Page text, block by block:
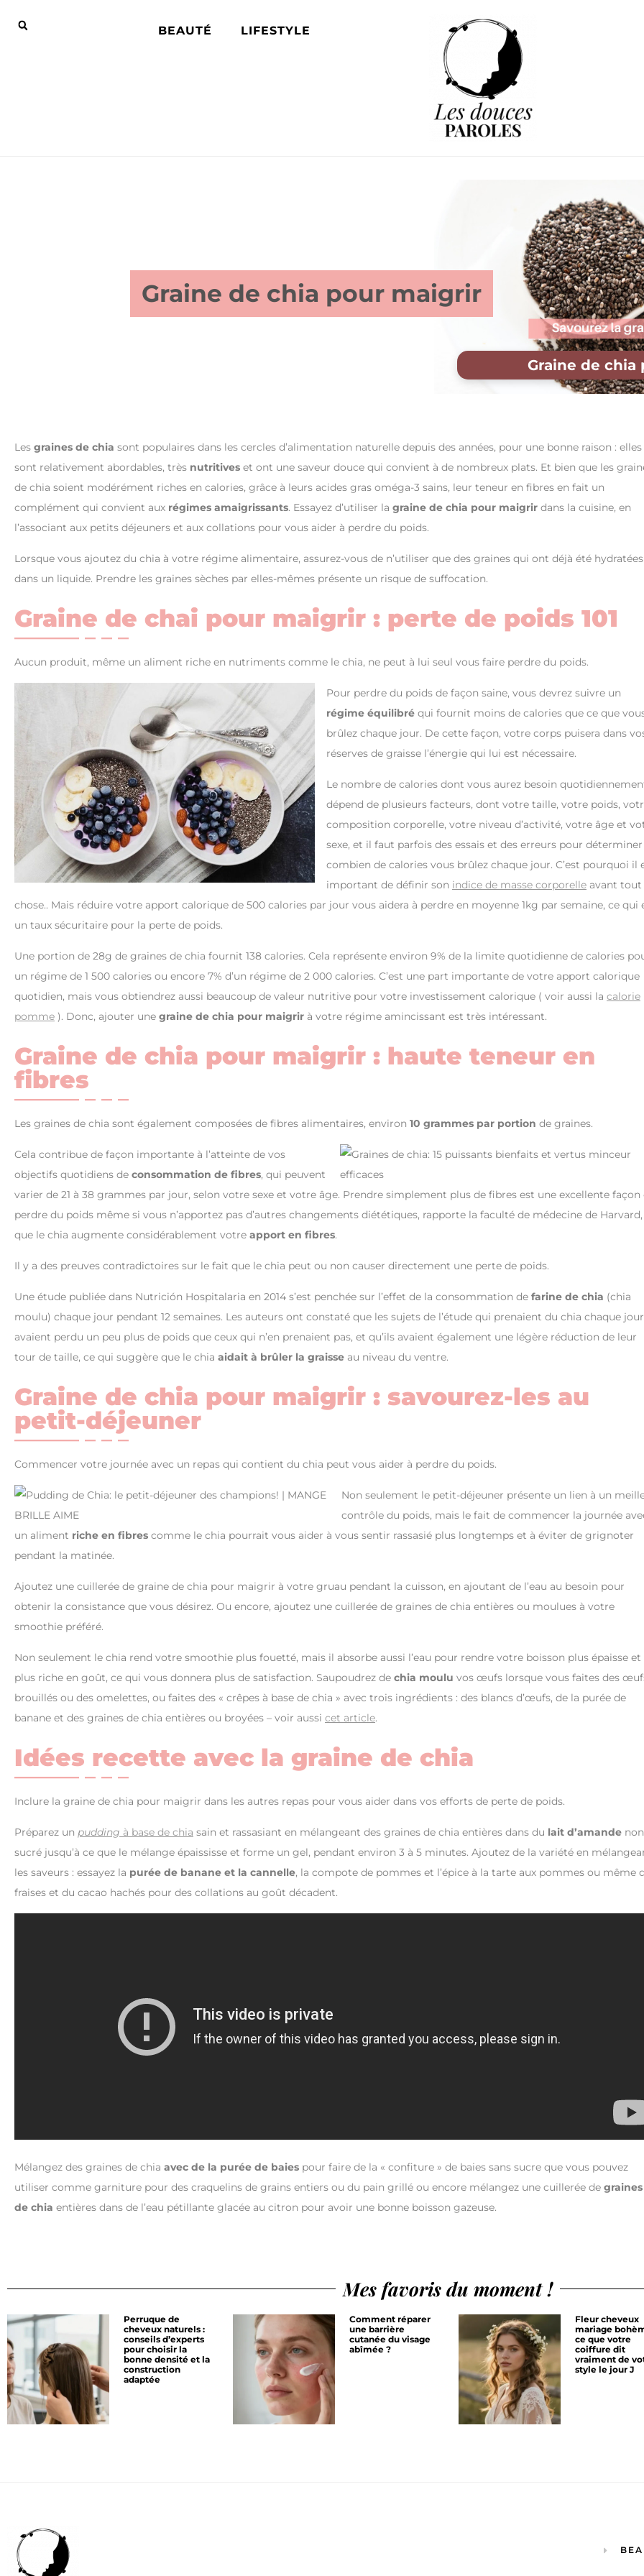
BEAUTÉ LIFESTYLE
Graine de chia pour maigrir
Graine de
Les graines de chia sont populaires dans les cercles d’alimentation naturelle depuis des années, pour une bonne raison : elles
sont relativement abordables, très nutritives et ont une saveur douce qui convient à de nombreux plats. Et bien que les
de chia soient modérément riches en calories, grâce à leurs acides gras oméga-3 sains, leur teneur en fibres en fait un
complément qui convient aux régimes amaigrissants. Essayez d’utiliser la graine de chia pour maigrir dans la cuisine, en
l’associant aux petits déjeuners et aux collations pour vous aider à perdre du poids.
Lorsque vous ajoutez du chia à votre régime alimentaire, assurez-vous de n’utiliser que des graines qui ont déjà été hydratées
dans un liquide. Prendre les graines sèches par elles-mêmes présente un risque de suffocation.
Graine de chai pour maigrir : perte de poids 101
Aucun produit, même un aliment riche en nutriments comme le chia, ne peut à lui seul vous faire perdre du poids.
Pour perdre du poids de façon saine, vous devrez suivre un
régime équilibré qui fournit moins de calories que ce que
brûlez chaque jour. De cette façon, votre corps puisera dans
réserves de graisse l’énergie qui lui est nécessaire.
Le nombre de calories dont vous aurez besoin
dépend de plusieurs facteurs, dont votre taille, votre poids,
composition corporelle, votre niveau d’activité, votre âge et
sexe, et il faut parfois des essais et des erreurs pour déterminer
combien de calories vous brûlez chaque jour. C’est pourquoi il
important de définir son indice de masse corporelle avant tout
chose.. Mais réduire votre apport calorique de 500 calories par jour vous aidera à perdre en moyenne 1kg par semaine, ce qui
un taux sécuritaire pour la perte de poids.
Une portion de 28g de graines de chia fournit 138 calories. Cela représente environ 9% de la limite quotidienne de calories
un régime de 1 500 calories ou encore 7% d’un régime de 2 000 calories. C’est une part importante de votre apport calorique
quotidien, mais vous obtiendrez aussi beaucoup de valeur nutritive pour votre investissement calorique ( voir aussi la calorie
pomme ). Donc, ajouter une graine de chia pour maigrir à votre régime amincissant est très intéressant.
Graine de chia pour maigrir : haute teneur en
fibres
Les graines de chia sont également composées de fibres alimentaires, environ 10 grammes par portion de graines.
Cela contribue de façon importante à l’atteinte de vos
objectifs quotidiens de consommation de fibres, qui peuvent
varier de 21 à 38 grammes par jour, selon votre sexe et votre âge. Prendre simplement plus de fibres est une excellente façon
perdre du poids même si vous n’apportez pas d’autres changements diététiques, rapporte la faculté de médecine de
que le chia augmente considérablement votre apport en fibres.
Il y a des preuves contradictoires sur le fait que le chia peut ou non causer directement une perte de poids.
Une étude publiée dans Nutrición Hospitalaria en 2014 s’est penchée sur l’effet de la consommation de farine de chia (chia
moulu) chaque jour pendant 12 semaines. Les auteurs ont constaté que les sujets de l’étude qui prenaient du chia chaque jour
avaient perdu un peu plus de poids que ceux qui n’en prenaient pas, et qu’ils avaient également une légère réduction de leur
tour de taille, ce qui suggère que le chia aidait à brûler la graisse au niveau du ventre.
Graine de chia pour maigrir : savourez-les au
petit-déjeuner
Commencer votre journée avec un repas qui contient du chia peut vous aider à perdre du poids.
Non seulement le petit-déjeuner présente un lien à un
contrôle du poids, mais le fait de commencer la journée
un aliment riche en fibres comme le chia pourrait vous aider à vous sentir rassasié plus longtemps et à éviter de grignoter
pendant la matinée.
Ajoutez une cuillerée de graine de chia pour maigrir à votre gruau pendant la cuisson, en ajoutant de l’eau au besoin pour
obtenir la consistance que vous désirez. Ou encore, ajoutez une cuillerée de graines de chia entières ou moulues à votre
smoothie préféré.
Non seulement le chia rend votre smoothie plus fouetté, mais il absorbe aussi l’eau pour rendre votre boisson plus épaisse et
plus riche en goût, ce qui vous donnera plus de satisfaction. Saupoudrez de chia moulu vos œufs lorsque vous faites des
brouillés ou des omelettes, ou faites des « crêpes à base de chia » avec trois ingrédients : des blancs d’œufs, de la purée de
banane et des graines de chia entières ou broyées – voir aussi cet article.
Idées recette avec la graine de chia
Inclure la graine de chia pour maigrir dans les autres repas pour vous aider dans vos efforts de perte de poids.
Préparez un pudding à base de chia sain et rassasiant en mélangeant des graines de chia entières dans du lait d’amande non
sucré jusqu’à ce que le mélange épaississe et forme un gel, pendant environ 3 à 5 minutes. Ajoutez de la variété en
les saveurs : essayez la purée de banane et la cannelle, la compote de pommes et l’épice à la tarte aux pommes ou même
fraises et du cacao hachés pour des collations au goût décadent.
Mélangez des graines de chia avec de la purée de baies pour faire de la « confiture » de baies sans sucre que vous pouvez
utiliser comme garniture pour des craquelins de grains entiers ou du pain grillé ou encore mélangez une cuillerée de graines
de chia entières dans de l’eau pétillante glacée au citron pour avoir une bonne boisson gazeuse.
Mes favoris du moment !
Perruque de
cheveux naturels :
conseils d’experts
pour choisir la
bonne densité et la
construction
adaptée
Comment réparer
une barrière
cutanée du visage
abîmée ?
Fleur cheveux
mariage
ce que votre
coiffure dit
vraiment de
style le jour J